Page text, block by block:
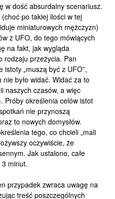
w dość absurdalny scenariusz.
po takiej ilości w tej
miniaturowych mężczyzn)
z UFO, do tego mówiących
na fakt, jak wygląda
rodzaju przeżycia. Pan
istoty „muszą być z UFO”,
było widać. Widać za to
naszych czasów, a więc
Próby określenia celów istot
nie przynoszą
to nowych domysłów.
tego, co chcieli „mali
oczywiście, że
Jak ustalono, całe
minut.
przypadek zwraca uwagę na
treść poszczególnych